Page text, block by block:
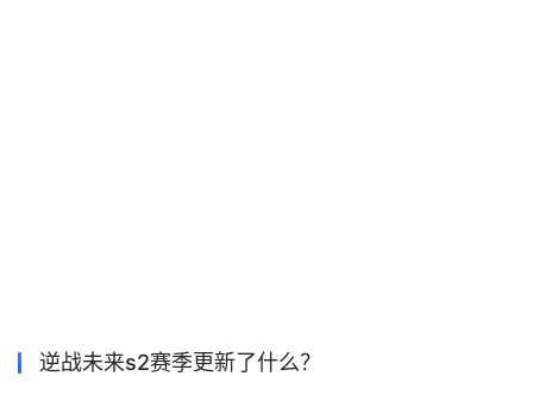
逆战未来s2赛季更新了什么？